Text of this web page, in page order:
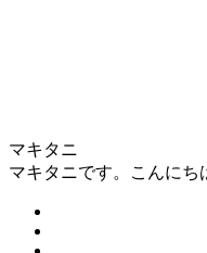
マキタニ
マキタニです。こんにち